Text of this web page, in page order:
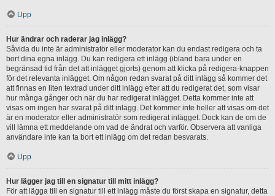
Upp
Hur ändrar och raderar jag inlägg?
Såvida du inte är administratör eller moderator kan du endast redigera och ta
bort dina egna inlägg. Du kan redigera ett inlägg (ibland bara under en
begränsad tid från det att inlägget gjorts) genom att klicka på redigera-knappen
för det relevanta inlägget. Om någon redan svarat på ditt inlägg så kommer det
att finnas en liten textrad under ditt inlägg efter att du redigerat det, som visar
hur många gånger och när du har redigerat inlägget. Detta kommer inte att
visas om ingen har svarat på ditt inlägg. Det kommer inte heller att visas om det
är en moderator eller administratör som redigerat inlägget. Dock kan de om de
vill lämna ett meddelande om vad de ändrat och varför. Observera att vanliga
användare inte kan ta bort ett inlägg om det redan besvarats.
Upp
Hur lägger jag till en signatur till mitt inlägg?
För att lägga till en signatur till ett inlägg måste du först skapa en signatur, detta